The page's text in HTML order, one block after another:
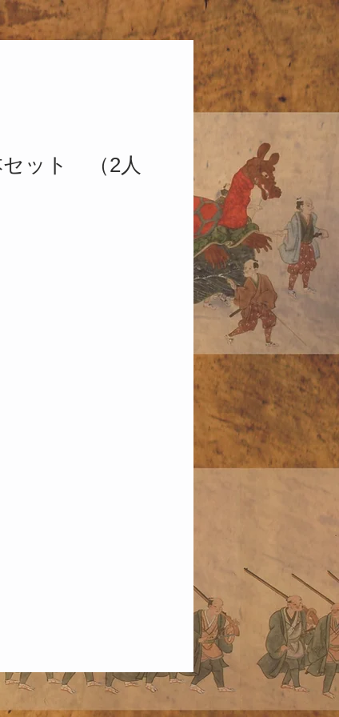
セット （2人